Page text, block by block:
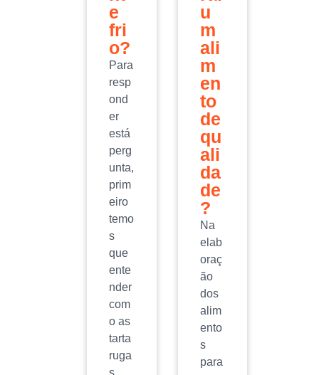
e
fri
o?
Para
resp
ond
er
está
perg
unta,
prim
eiro
temo
s
que
ente
nder
com
o as
tarta
ruga
u
m
ali
m
en
to
de
qu
ali
da
de
?
Na
elab
oraç
ão
dos
alim
ento
s
para